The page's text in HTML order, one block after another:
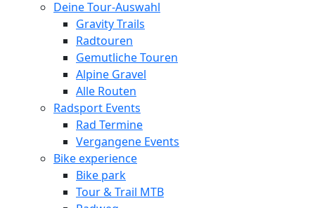
Deine Tour-Auswahl
Gravity Trails
Radtouren
Gemutliche Touren
Alpine Gravel
Alle Routen
Radsport Events
Rad Termine
Vergangene Events
Bike experience
Bike park
Tour & Trail MTB